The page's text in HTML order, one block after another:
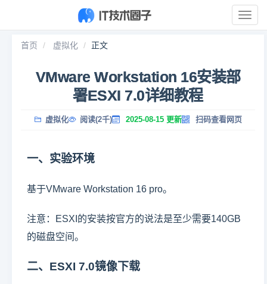
展
开
首页 虚拟化 正文
VMware Workstation 16安装部
署ESXI 7.0详细教程
虚拟化 阅读(2千) 2025-08-15 更新 扫码查看网页
一、实验环境
基于VMware Workstation 16 pro。
注意：ESXI的安装按官方的说法是至少需要140GB
的磁盘空间。
二、ESXI 7.0镜像下载